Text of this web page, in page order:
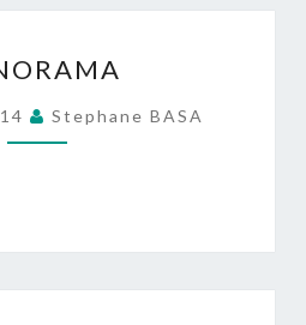
Stephane BASA